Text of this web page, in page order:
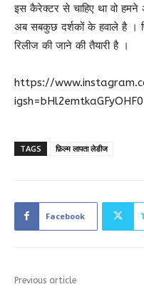
इस कैरेक्टर से चाहिए था वो
अब सबकुछ दर्शकों के हवाले है ।
रिलीज की जाने की तैयारी है ।
https://
igsh=bHl2emtkaGFyOHF0
TAGS फ़िल्म लापता लेडीज
Facebook
Previous article